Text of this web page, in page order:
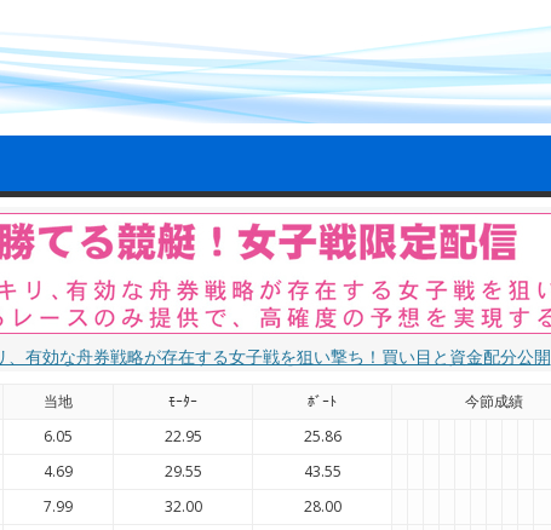
、有効な舟券戦略が存在する女子戦を狙い撃ち！買い目と資金配分公開
当地 ﾓｰﾀｰ ﾎﾞｰﾄ 今節成績
6.05 22.95 25.86
4.69 29.55 43.55
7.99 32.00 28.00